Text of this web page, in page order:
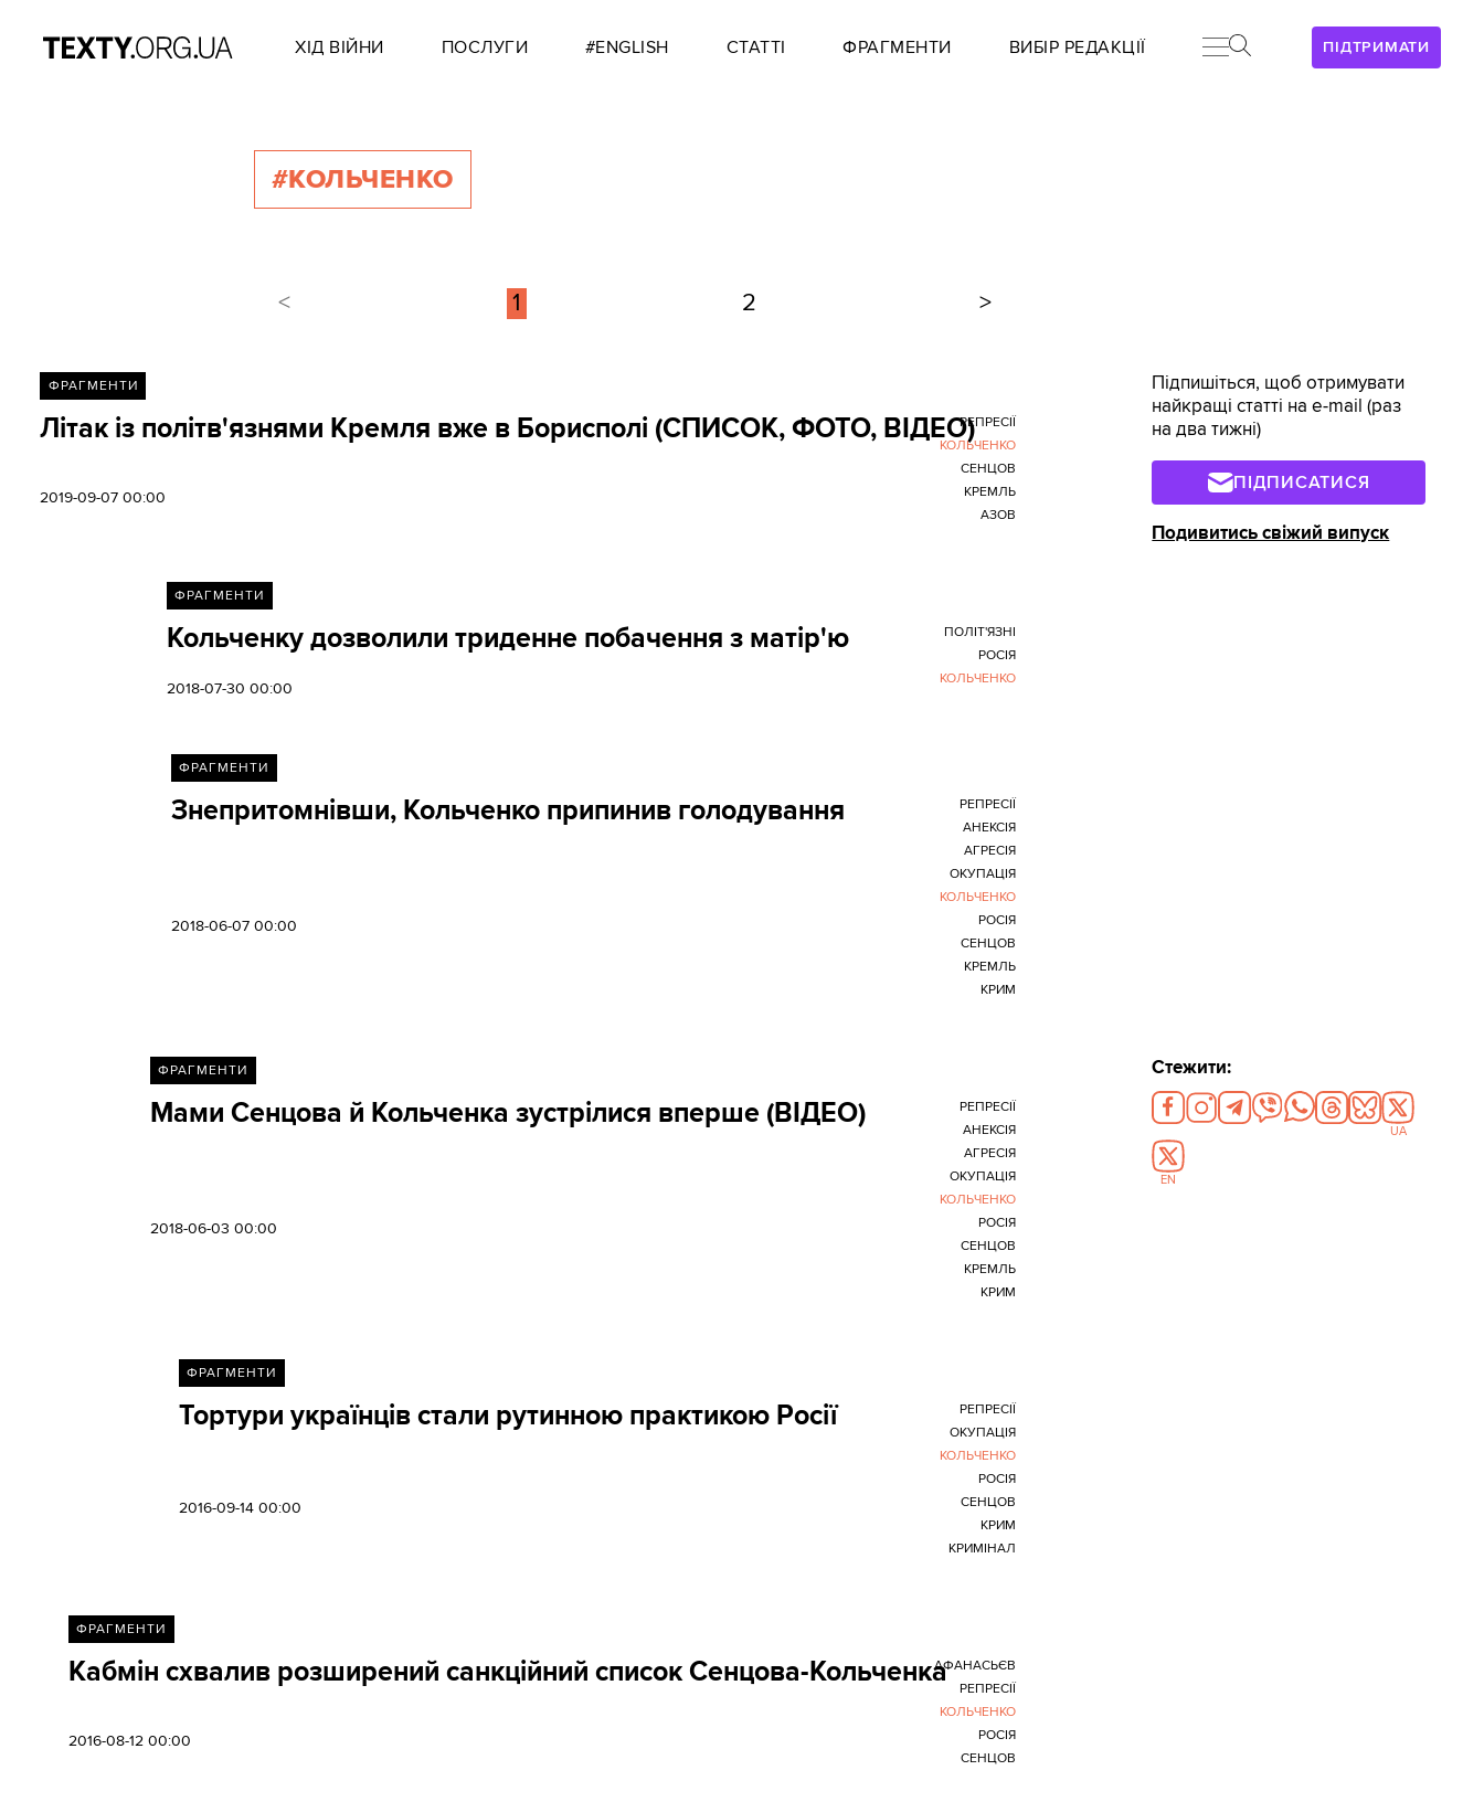
ПІДТРИМАТИ
ХІД ВІЙНИ ПОСЛУГИ #ENGLISH СТАТТІ ФРАГМЕНТИ ВИБІР РЕДАКЦІЇ
#КОЛЬЧЕНКО
< 1 2 >
ФРАГМЕНТИ
Літак із політв'язнями Кремля вже в Борисполі (СПИСОК, ФОТО, ВІДЕО)
2019-09-07 00:00
РЕПРЕСІЇ
КОЛЬЧЕНКО
СЕНЦОВ
КРЕМЛЬ
АЗОВ
ФРАГМЕНТИ
Кольченку дозволили триденне побачення з матір'ю
2018-07-30 00:00
ПОЛІТ'ЯЗНІ
РОСІЯ
КОЛЬЧЕНКО
Підпишіться, щоб отримувати
найкращі статті на e-mail (раз
на два тижні)
ПІДПИСАТИСЯ
Подивитись свіжий випуск
ФРАГМЕНТИ
Знепритомнівши, Кольченко припинив голодування
2018-06-07 00:00
РЕПРЕСІЇ
АНЕКСІЯ
АГРЕСІЯ
ОКУПАЦІЯ
КОЛЬЧЕНКО
РОСІЯ
СЕНЦОВ
КРЕМЛЬ
КРИМ
ФРАГМЕНТИ
Мами Сенцова й Кольченка зустрілися вперше (ВІДЕО)
2018-06-03 00:00
РЕПРЕСІЇ
АНЕКСІЯ
АГРЕСІЯ
ОКУПАЦІЯ
КОЛЬЧЕНКО
РОСІЯ
СЕНЦОВ
КРЕМЛЬ
КРИМ
Стежити:
UA
EN
ФРАГМЕНТИ
Тортури українців стали рутинною практикою Росії
2016-09-14 00:00
РЕПРЕСІЇ
ОКУПАЦІЯ
КОЛЬЧЕНКО
РОСІЯ
СЕНЦОВ
КРИМ
КРИМІНАЛ
ФРАГМЕНТИ
Кабмін схвалив розширений санкційний список Сенцова-Кольченка
2016-08-12 00:00
АФАНАСЬЄВ
РЕПРЕСІЇ
КОЛЬЧЕНКО
РОСІЯ
СЕНЦОВ